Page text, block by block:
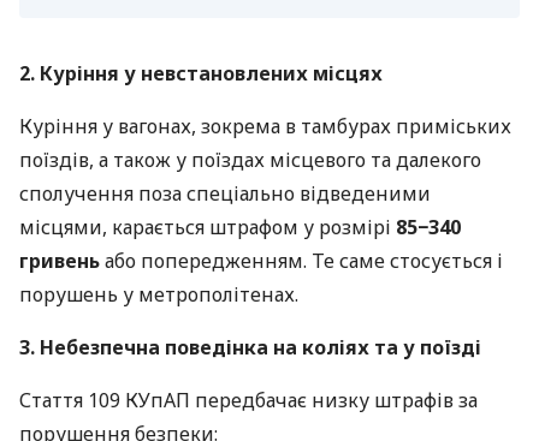
2. Куріння у невстановлених місцях
Куріння у вагонах, зокрема в тамбурах приміських
поїздів, а також у поїздах місцевого та далекого
сполучення поза спеціально відведеними
місцями, карається штрафом у розмірі 85−340
гривеньабо попередженням. Те саме стосується і
порушень у метрополітенах.
3. Небезпечна поведінка на коліях та у поїзді
Стаття 109 КУпАП передбачає низку штрафів за
порушення безпеки: